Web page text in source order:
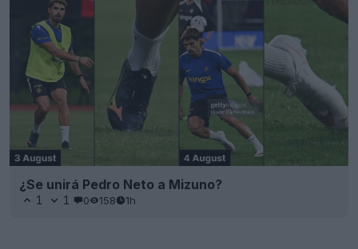
¿Se unirá Pedro Neto a Mizuno?
1 1 0 158 1h